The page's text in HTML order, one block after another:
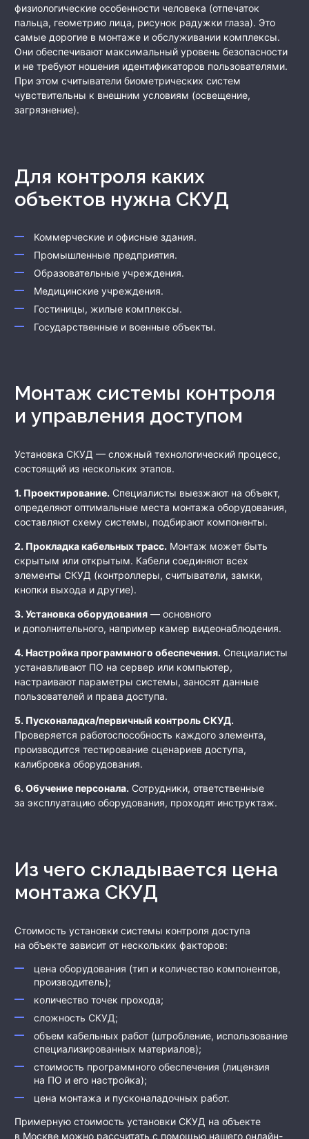
физиологические особенности человека (отпечаток
пальца, геометрию лица, рисунок радужки глаза). Это
самые дорогие в монтаже и обслуживании комплексы.
Они обеспечивают максимальный уровень безопасности
и не требуют ношения идентификаторов пользователями.
При этом считыватели биометрических систем
чувствительны к внешним условиям (освещение,
загрязнение).
Для контроля каких
объектов нужна СКУД
Коммерческие и офисные здания.
Промышленные предприятия.
Образовательные учреждения.
Медицинские учреждения.
Гостиницы, жилые комплексы.
Государственные и военные объекты.
Монтаж системы контроля
и управления доступом
Установка СКУД — сложный технологический процесс,
состоящий из нескольких этапов.
1. Проектирование. Специалисты выезжают на объект,
определяют оптимальные места монтажа оборудования,
составляют схему системы, подбирают компоненты.
2. Прокладка кабельных трасс. Монтаж может быть
скрытым или открытым. Кабели соединяют всех
элементы СКУД (контроллеры, считыватели, замки,
кнопки выхода и другие).
3. Установкаоборудования — основного
и дополнительного, например камер видеонаблюдения.
4. Настройкапрограммного обеспечения. Специалисты
устанавливают ПО на сервер или компьютер,
настраивают параметры системы, заносят данные
пользователей и права доступа.
5. Пусконаладка/первичный контроль СКУД.
Проверяется работоспособность каждого элемента,
производится тестирование сценариев доступа,
калибровка оборудования.
6. Обучение персонала. Сотрудники, ответственные
за эксплуатацию оборудования, проходят инструктаж.
Из чего складывается цена
монтажа СКУД
Стоимость установки системы контроля доступа
на объекте зависит от нескольких факторов:
цена оборудования (тип и количество компонентов,
производитель);
количество точек прохода;
сложность СКУД;
объем кабельных работ (штробление, использование
специализированных материалов);
стоимость программного обеспечения (лицензия
на ПО и его настройка);
цена монтажа и пусконаладочных работ.
Примерную стоимость установки СКУД на объекте
в Москве можно рассчитать с помощью нашего онлайн-